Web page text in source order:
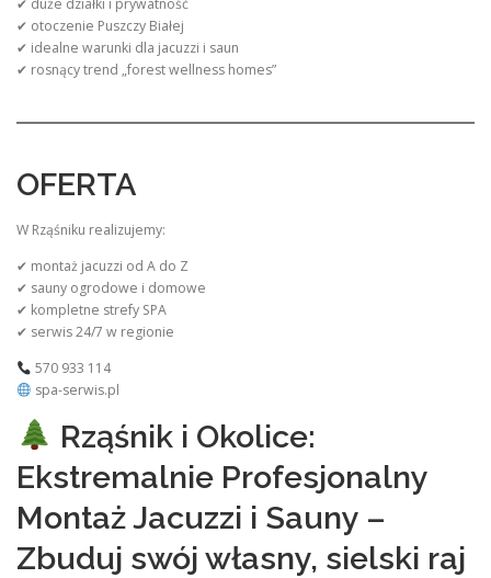
✔ otoczenie Puszczy Białej
✔ idealne warunki dla jacuzzi i saun
✔ rosnący trend „forest wellness homes”
OFERTA
W Rząśniku realizujemy:
✔ montaż jacuzzi od A do Z
✔ sauny ogrodowe i domowe
✔ kompletne strefy SPA
✔ serwis 24/7 w regionie
570 933 114
spa-serwis.pl
Rząśnik i Okolice:
Ekstremalnie Profesjonalny
Montaż Jacuzzi i Sauny –
Zbuduj swój własny, sielski raj